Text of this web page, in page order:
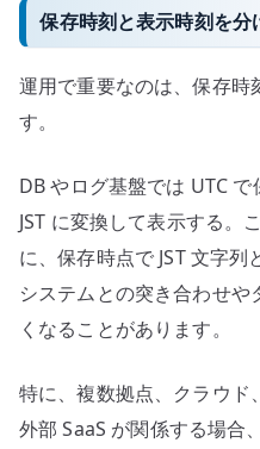
保存時刻と表示時刻を分
運用で重要なのは、保存
す。
DB やログ基盤では UTC
JST に変換して表示する。
に、保存時点で JST 文字
システムとの突き合わせや
くなることがあります。
特に、複数拠点、クラウド
外部 SaaS が関係する場合